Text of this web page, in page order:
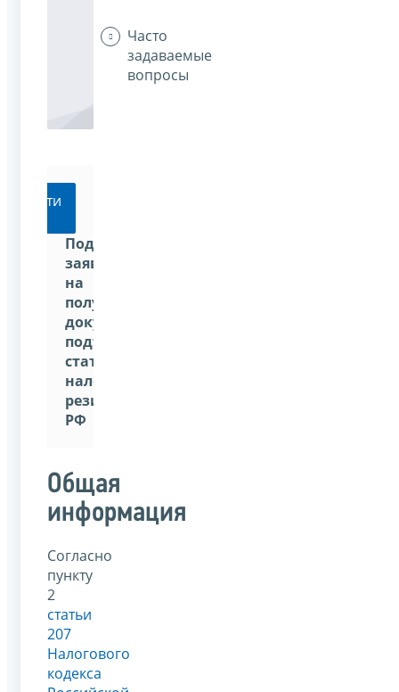
Часто
задаваемые
вопросы
Перейти
Подать
заявление
на
получение
документа,
подтверждающего
статус
налогового
резидента
РФ
Общая
информация
Согласно
пункту
2
статьи
207
Налогового
кодекса